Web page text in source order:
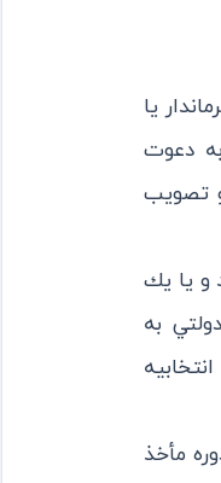
يا
دعوت
تصويب
و يا يك
به
مأخذ